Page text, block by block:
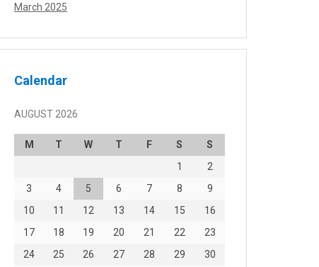
March 2025
Calendar
AUGUST 2026
M T W T F S
S
1
2
3
4 5 6 7 8
9
10
11 12 13 14 15
16
17
18 19 20 21 22
23
24
25 26 27 28 29
30